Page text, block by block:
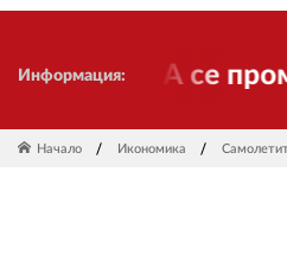
Информация:се променя
Начало Икономика